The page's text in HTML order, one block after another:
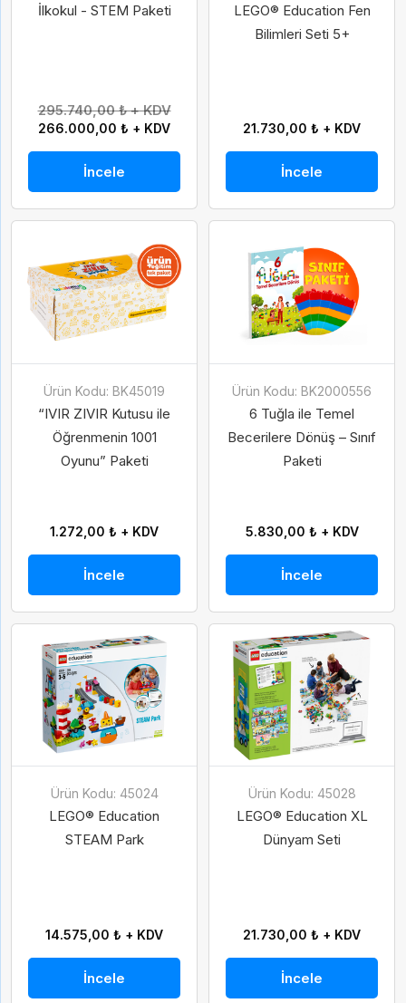
İlkokul - STEM Paketi
295.740,00 ₺ + KDV
266.000,00 ₺ + KDV
İncele
LEGO® Education Fen
Bilimleri Seti 5+
21.730,00 ₺ + KDV
İncele
Ürün Kodu: BK45019
“IVIR ZIVIR Kutusu ile
Öğrenmenin 1001
Oyunu” Paketi
1.272,00 ₺ + KDV
İncele
Ürün Kodu: BK2000556
6 Tuğla ile Temel
Becerilere Dönüş – Sınıf
Paketi
5.830,00 ₺ + KDV
İncele
Ürün Kodu: 45024
LEGO® Education
STEAM Park
14.575,00 ₺ + KDV
İncele
Ürün Kodu: 45028
LEGO® Education XL
Dünyam Seti
21.730,00 ₺ + KDV
İncele
Abone Ol
Gelince Haber Ver
İsim Soy İsim